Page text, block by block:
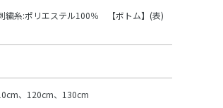
繍糸:ポリエステル100％ 【ボトム】(表)
、120cm、130cm